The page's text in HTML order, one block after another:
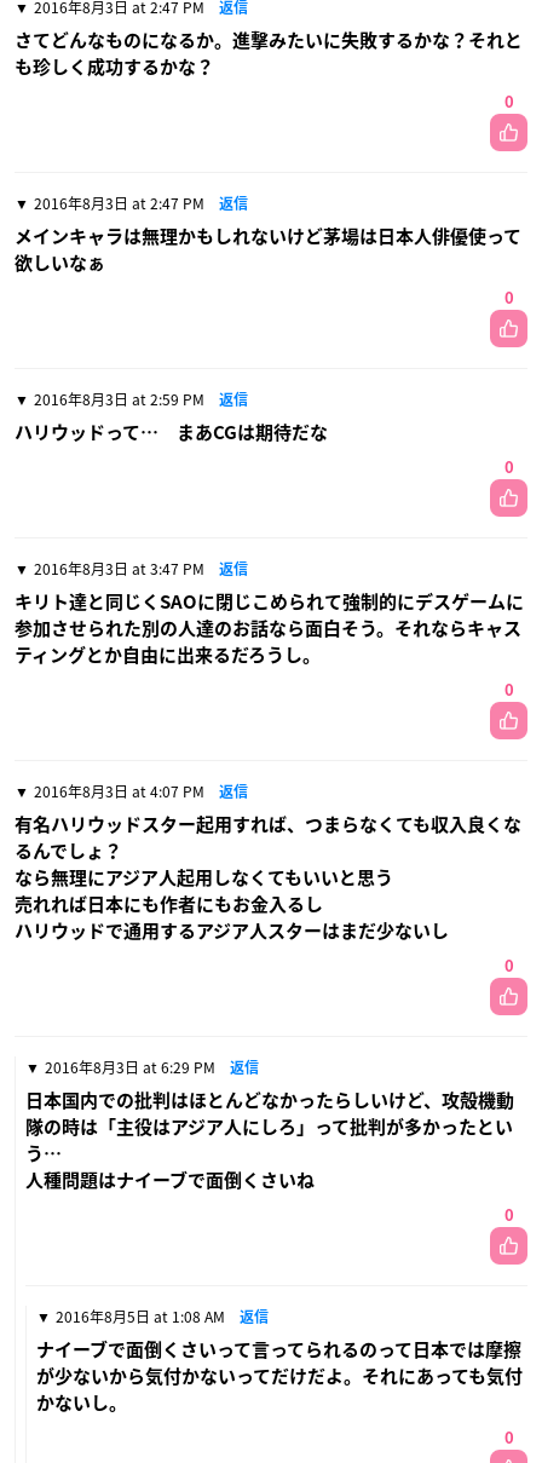
2016年8月3日 at 2:47 PM 返信
さてどんなものになるか。進撃みたいに失敗するかな？それと
も珍しく成功するかな？
0
2016年8月3日 at 2:47 PM 返信
メインキャラは無理かもしれないけど茅場は日本人俳優使って
欲しいなぁ
0
2016年8月3日 at 2:59 PM 返信
ハリウッドって… まあCGは期待だな
0
2016年8月3日 at 3:47 PM 返信
キリト達と同じくSAOに閉じこめられて強制的にデスゲームに
参加させられた別の人達のお話なら面白そう。それならキャス
ティングとか自由に出来るだろうし。
0
2016年8月3日 at 4:07 PM 返信
有名ハリウッドスター起用すれば、つまらなくても収入良くな
るんでしょ？
なら無理にアジア人起用しなくてもいいと思う
売れれば日本にも作者にもお金入るし
ハリウッドで通用するアジア人スターはまだ少ないし
0
2016年8月3日 at 6:29 PM 返信
日本国内での批判はほとんどなかったらしいけど、攻殻機動
隊の時は「主役はアジア人にしろ」って批判が多かったとい
う…
人種問題はナイーブで面倒くさいね
0
2016年8月5日 at 1:08 AM 返信
ナイーブで面倒くさいって言ってられるのって日本では摩擦
が少ないから気付かないってだけだよ。それにあっても気付
かないし。
0